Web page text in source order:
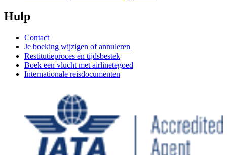
Hulp
Contact
Je boeking wijzigen of annuleren
Restitutieproces en tijdsbestek
Boek een vlucht met airlinetegoed
Internationale reisdocumenten